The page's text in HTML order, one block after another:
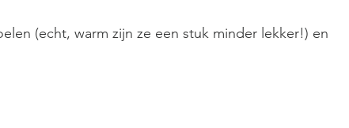
(echt, warm zijn ze een stuk minder lekker!) en